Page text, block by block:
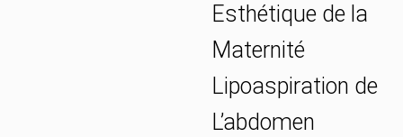
Esthétique de la
Maternité
Lipoaspiration de
L’abdomen